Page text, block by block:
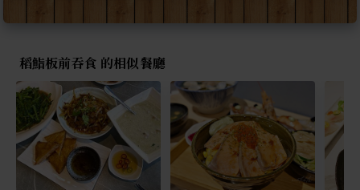
稻鮨板前吞食 的相似餐廳